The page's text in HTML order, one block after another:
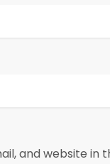
and website in